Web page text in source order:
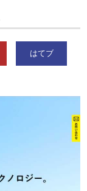
はてブ